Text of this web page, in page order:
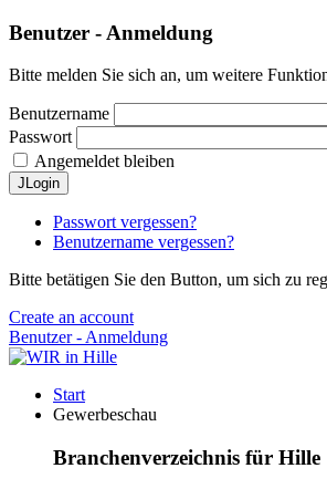
Benutzer - Anmeldung
Bitte melden Sie sich an, um weitere
Benutzername
Passwort
Angemeldet bleiben
JLogin
Passwort vergessen?
Benutzername vergessen?
Bitte betätigen Sie den Button, um sich zu
Create an account
Benutzer - Anmeldung
Start
Gewerbeschau
Branchenverzeichnis für Hille